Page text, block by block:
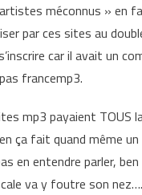
méconnus » en
par ces sites au
car il avait un
francemp3.
mp3 payaient
fait quand même un
en entendre parler,
va y foutre son